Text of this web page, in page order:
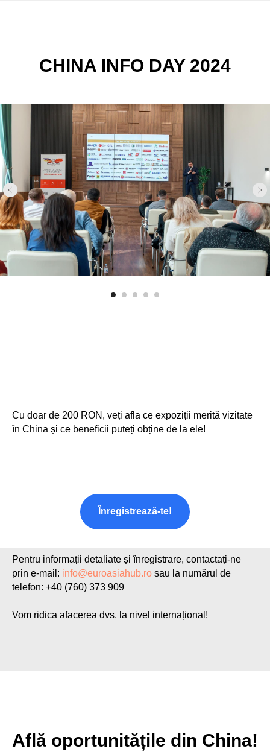
CHINA INFO DAY 2024
Cu doar de 200 RON, veți afla ce expoziții merită vizitate
în China și ce beneficii puteți obține de la ele!
Înregistrează-te!
Pentru informații detaliate și înregistrare, contactați-ne
prin e-mail: info@euroasiahub.ro sau la numărul de
telefon: +40 (760) 373 909
Vom ridica afacerea dvs. la nivel internațional!
Află oportunitățile din China!